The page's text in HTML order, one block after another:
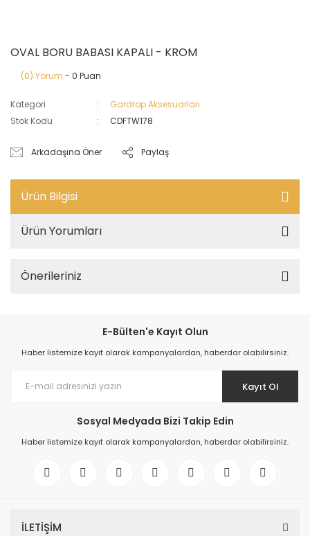
OVAL BORU BABASI KAPALI - KROM
(0) Yorum - 0 Puan
Kategori
Gardrop Aksesuarları
Stok Kodu
CDFTW178
Arkadaşına Öner Paylaş
Ürün Bilgisi
Ürün Yorumları
Önerileriniz
E-Bülten'e Kayıt Olun
Haber listemize kayıt olarak kampanyalardan, haberdar olabilirsiniz.
Kayıt Ol
Sosyal Medyada Bizi Takip Edin
Haber listemize kayıt olarak kampanyalardan, haberdar olabilirsiniz.
İLETİŞİM